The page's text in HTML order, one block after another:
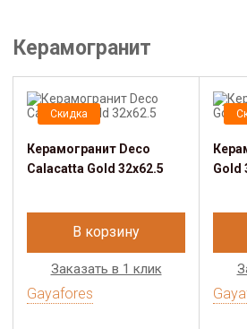
Керамогранит
Скидка
Керамогранит Deco
Calacatta Gold 32x62.5
В корзину
Заказать в 1 клик
Gayafores
Gold